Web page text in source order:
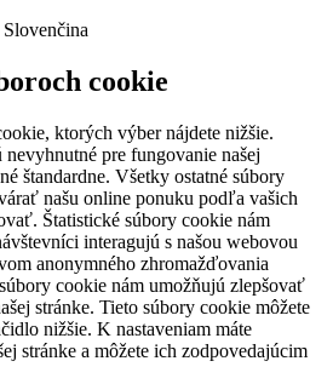
Slovenčina
cookie
ktorých výber nájdete nižšie.
pre fungovanie našej
štandardne. Všetky ostatné súbory
našu online ponuku podľa vašich
Štatistické súbory cookie nám
interagujú s našou webovou
anonymného zhromažďovania
cookie nám umožňujú zlepšovať
stránke. Tieto súbory cookie môžete
nižšie. K nastaveniam máte
stránke a môžete ich zodpovedajúcim